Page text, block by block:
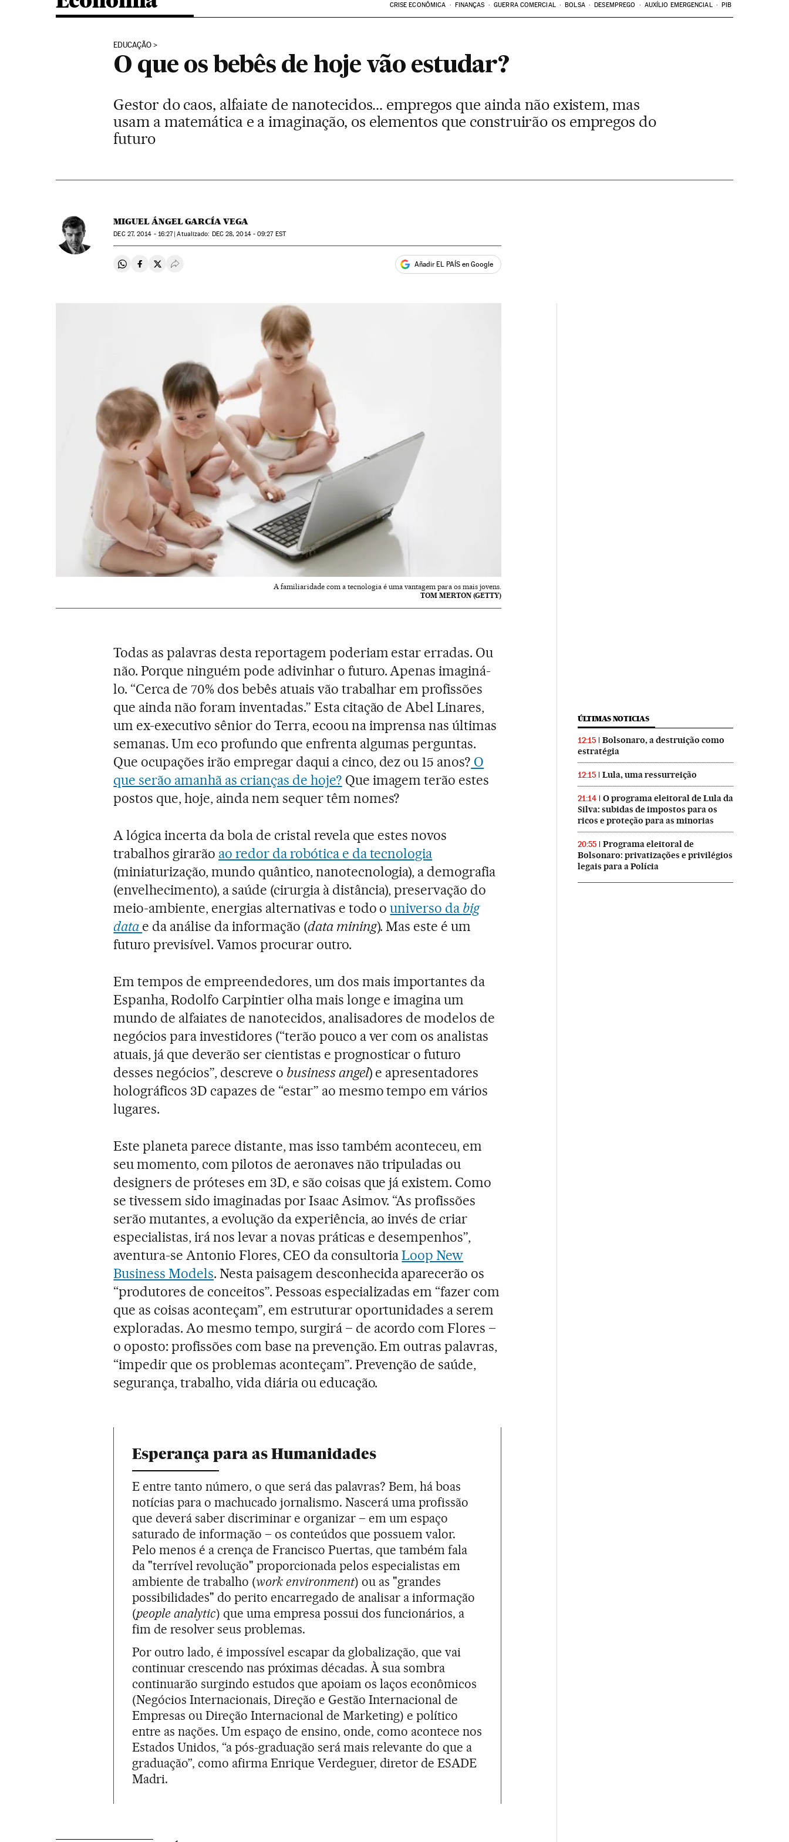
CRISE ECONÔMICA FINANÇAS GUERRA COMERCIAL BOLSA DESEMPREGO AUXÍLIO EMERGENCIAL PIB
EDUCAÇÃO
O que os bebês de hoje vão estudar?
Gestor do caos, alfaiate de nanotecidos... empregos que ainda não existem, mas
usam a matemática e a imaginação, os elementos que construirão os empregos do
futuro
MIGUEL ÁNGEL GARCÍA VEGA
DEC27, 2014 - 16:27 atualizado: DEC28, 2014 - 09:27EST
Compartir en Whatsapp
Compartir en Facebook
Compartir en Twitter
Desplegar Redes Sociales Añadir EL PAÍS en Google
A familiaridade com a tecnologia é uma vantagem para os mais jovens.
TOM MERTON (GETTY)
Todas as palavras desta reportagem poderiam estar erradas. Ou
não. Porque ninguém pode adivinhar o futuro. Apenas imaginá-
lo. “Cerca de 70% dos bebês atuais vão trabalhar em profissões
que ainda não foram inventadas.” Esta citação de Abel Linares,
um ex-executivo sênior do Terra, ecoou na imprensa nas últimas
semanas. Um eco profundo que enfrenta algumas perguntas.
Que ocupações irão empregar daqui a cinco, dez ou 15 anos? O
que serão amanhã as crianças de hoje? Que imagem terão estes
postos que, hoje, ainda nem sequer têm nomes?
A lógica incerta da bola de cristal revela que estes novos
trabalhos girarão ao redor da robótica e da tecnologia
(miniaturização, mundo quântico, nanotecnologia), a demografia
(envelhecimento), a saúde (cirurgia à distância), preservação do
meio-ambiente, energias alternativas e todo ouniverso da big
data e da análise da informação (data mining). Mas este é um
futuro previsível. Vamos procurar outro.
Em tempos de empreendedores, um dos mais importantes da
Espanha, Rodolfo Carpintier olha mais longe e imagina um
mundo de alfaiates de nanotecidos, analisadores de modelos de
negócios para investidores (“terão pouco a ver com os analistas
atuais, já que deverão ser cientistas e prognosticar o futuro
desses negócios”, descreve o business angel) e apresentadores
holográficos 3D capazes de “estar” ao mesmo tempo em vários
lugares.
Este planeta parece distante, mas isso também aconteceu, em
seu momento, com pilotos de aeronaves não tripuladas ou
designers de próteses em 3D, e são coisas que já existem. Como
se tivessem sido imaginadas por Isaac Asimov. “As profissões
serão mutantes, a evolução da experiência, ao invés de criar
especialistas, irá nos levar a novas práticas e desempenhos”,
aventura-se Antonio Flores, CEO da consultoriaLoop New
Business Models. Nesta paisagem desconhecida aparecerão os
“produtores de conceitos”. Pessoas especializadas em “fazer com
que as coisas aconteçam”, em estruturar oportunidades a serem
exploradas. Ao mesmo tempo, surgirá – de acordo com Flores –
o oposto: profissões com base na prevenção. Em outras palavras,
“impedir que os problemas aconteçam”. Prevenção de saúde,
segurança, trabalho, vida diária ou educação.
Esperança para as Humanidades
E entre tanto número, o que será das palavras? Bem, há boas
notícias para o machucado jornalismo. Nascerá uma profissão
que deverá saber discriminar e organizar – em um espaço
saturado de informação – os conteúdos que possuem valor.
Pelo menos é a crença de Francisco Puertas, que também fala
da "terrível revolução" proporcionada pelos especialistas em
ambiente de trabalho (work environment) ou as "grandes
possibilidades" do perito encarregado de analisar a informação
(people analytic) que uma empresa possui dos funcionários, a
fim de resolver seus problemas.
Por outro lado, é impossível escapar da globalização, que vai
continuar crescendo nas próximas décadas. À sua sombra
continuarão surgindo estudos que apoiam os laços econômicos
(Negócios Internacionais, Direção e Gestão Internacional de
Empresas ou Direção Internacional de Marketing) e político
entre as nações. Um espaço de ensino, onde, como acontece nos
Estados Unidos, “a pós-graduação será mais relevante do que a
graduação”, como afirma Enrique Verdeguer, diretor de ESADE
Madri.
ÚLTIMAS NOTICIAS
12:15
Bolsonaro, a destruição como
estratégia
12:15 Lula, uma ressurreição
21:14
O programa eleitoral de Lula da
Silva: subidas de impostos para os
ricos e proteção para as minorias
20:55
Programa eleitoral de
Bolsonaro: privatizações e privilégios
legais para a Polícia